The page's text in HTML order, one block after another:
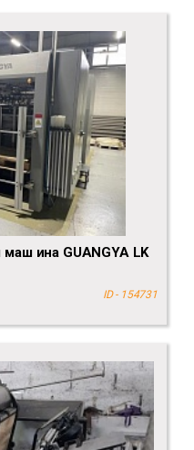
ина GUANGYA LK
ID - 154731